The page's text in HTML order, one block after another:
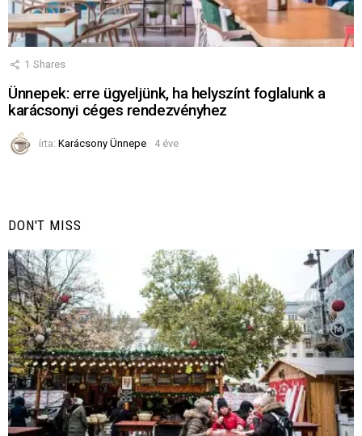
1 Shares
Ünnepek: erre ügyeljünk, ha helyszínt foglalunk a
karácsonyi céges rendezvényhez
írta: Karácsony Ünnepe 4 éve
DON'T MISS